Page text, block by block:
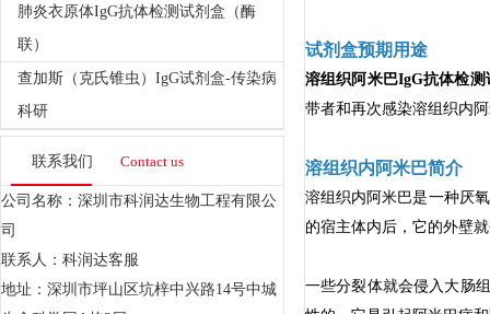
肺炎衣原体IgG抗体检测试剂盒（酶
联）
查加斯（克氏锥虫）IgG试剂盒-传染病
科研
联系我们 Contact us
公司名称：深圳市科润达生物工程有限公
司
联系人：科润达客服
地址：深圳市坪山区坑梓中兴路14号中城
试剂盒预期用途
溶组织阿米巴IgG抗体检测
带者和再次感染溶组织内
溶组织内阿米巴简介
溶组织内阿米巴是一种厌
的宿主体内后，它的外壁
一些分裂体就会侵入大肠